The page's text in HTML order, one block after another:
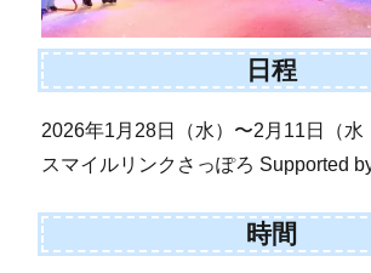
日程
2026年1月28日（水）〜2月11日（水
スマイルリンクさっぽろ Supported
時間